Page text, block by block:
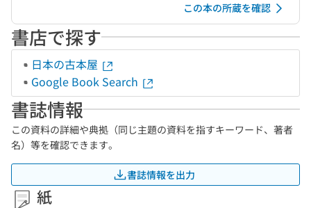
この本の所蔵を確認
書店で探す
日本の古本屋
Google Book Search
書誌情報
この資料の詳細や典拠（同じ主題の資料を指すキーワード、著者
名）等を確認できます。
書誌情報を出力
紙